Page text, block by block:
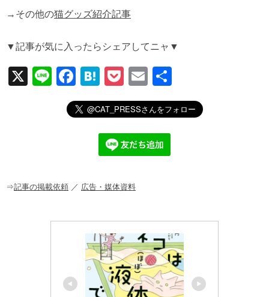
→その他の猫グッズ紹介記事
▼記事が気に入ったらシェアしてニャ▼
X
Li
F
a
c
o
H
at
e
n
a
P
o
ck
et
E
m
ail
有
⇒記事の掲載依頼 ／ 広告・媒体資料